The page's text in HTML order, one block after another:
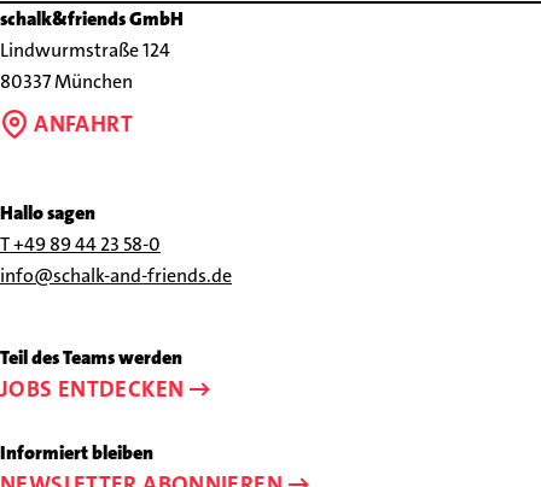
schalk&friends GmbH
Lindwurmstraße 124
80337 München
ANFAHRT
Hallo sagen
Rufen
Sie
unter
+49
44
T +49 89 44 23 58-0
Schreiben
eine
E-
an
info@schalk-and-friends.de
Teil des Teams werden
JOBS ENTDECKEN
Informiert bleiben